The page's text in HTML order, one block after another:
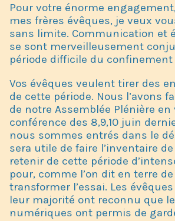
Pour votre énorme
mes frères évêques, je veux
sans limite. Communication et
se sont merveilleusement
période difficile du confinement
Vos évêques veulent tirer des
de cette période. Nous l’avons
de notre Assemblée Plénière en
conférence des 8,9,10 juin
nous sommes entrés dans le
sera utile de faire l’inventaire
retenir de cette période
pour, comme l’on dit en terre
transformer l’essai. Les
leur majorité ont reconnu que
numériques ont permis de